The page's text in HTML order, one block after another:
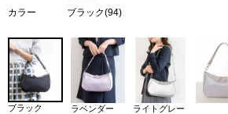
カラー ブラック(94)
ブラック ラベンダー ライトグレー